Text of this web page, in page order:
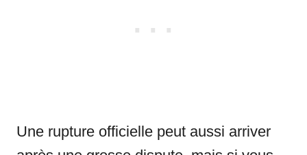
Une rupture officielle peut aussi arriver